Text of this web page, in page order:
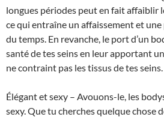
longues périodes peut en fait affaiblir
ce qui entraîne un affaissement et une
du temps. En revanche, le port d’un
santé de tes seins en leur apportant
ne contraint pas les tissus de tes seins.
Élégant et sexy – Avouons-le, les
sexy. Que tu cherches quelque chose